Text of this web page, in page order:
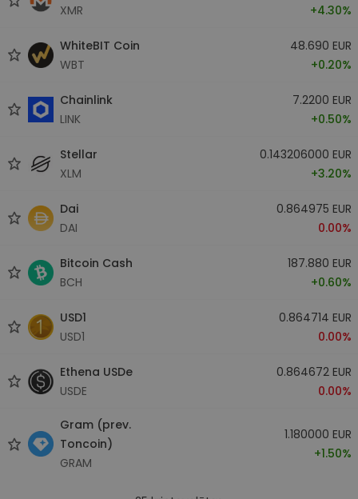
XMR
+4.30%
WhiteBIT Coin
WBT
48.690 EUR
+0.20%
Chainlink
LINK
7.2200 EUR
+0.50%
Stellar
XLM
0.143206000 EUR
+3.20%
Dai
DAI
0.864975 EUR
0.00%
Bitcoin Cash
BCH
187.880 EUR
+0.60%
USD1
USD1
0.864714 EUR
0.00%
Ethena USDe
USDE
0.864672 EUR
0.00%
Gram (prev.
Toncoin)
GRAM
1.180000 EUR
+1.50%